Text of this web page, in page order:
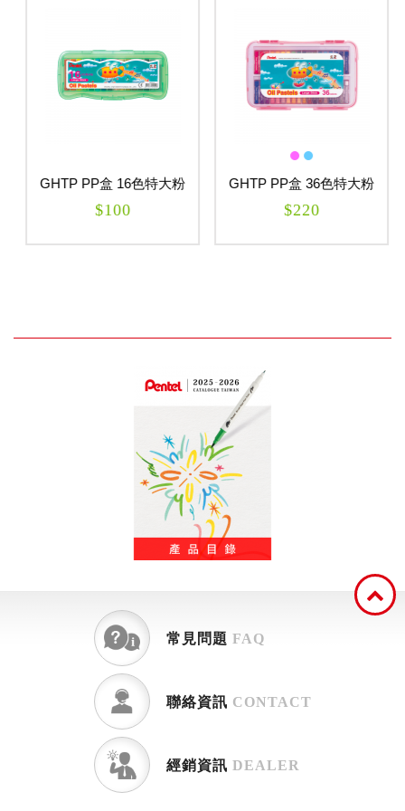
GHTP PP盒 16色特大粉
蠟筆
$100
GHTP PP盒 36色特大粉
蠟筆
$220
常見問題 FAQ
聯絡資訊 CONTACT
經銷資訊 DEALER